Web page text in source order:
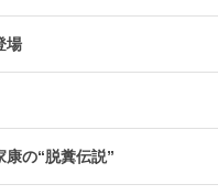
場
康の“脱糞伝説”